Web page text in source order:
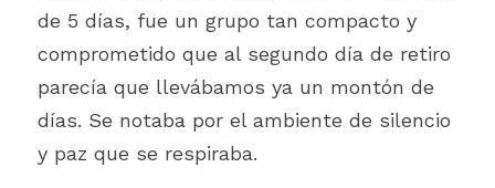
de 5 días, fue un grupo tan compacto y
comprometido que al segundo día de retiro
parecía que llevábamos ya un montón de
días. Se notaba por el ambiente de silencio
y paz que se respiraba.